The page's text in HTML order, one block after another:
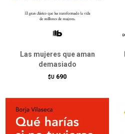
Las mujeres que aman
demasiado
$U 690